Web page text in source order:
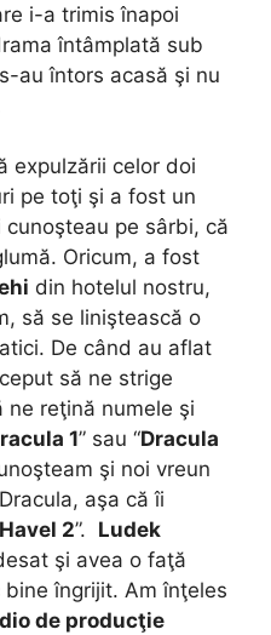
i-a trimis înapoi
întâmplată sub
au întors acasă şi nu
expulzării celor doi
pe toţi şi a fost un
pe sârbi, că
Oricum, a fost
din hotelul nostru,
să se liniştească o
De când au aflat
să ne strige
ne reţină numele şi
1” sau “Dracula
şi noi vreun
aşa că îi
Havel 2”. Ludek
şi avea o faţă
îngrijit. Am înţeles
de producţie